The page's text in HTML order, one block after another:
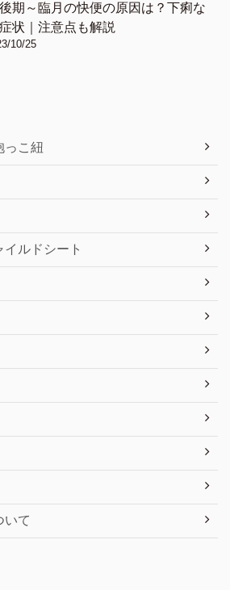
期～臨月の快便の原因は？下痢な
状｜注意点も解説
10/25
っこ紐
ルドシート
いて